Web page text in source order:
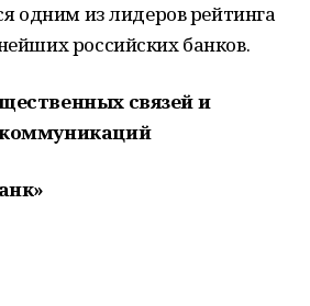
одним из лидеров рейтинга
российских банков.
связей и